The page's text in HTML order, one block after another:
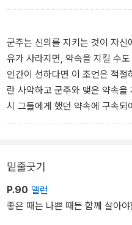
로 군주가 자신을 보존하고자
합니다. _<제15장 사람들, 특히
> 중에서
군주는 신의를 지키는 것이 자신
유가 사라지면, 약속을 지킬 수
인간이 선하다면 이 조언은 적
란 사악하고 군주와 맺은 약속
시 그들에게 했던 약속에 구속
지키는 방법> 중에서
밑줄긋기
P.90 앨런
좋은 때는 나쁜 때든 함께 살아야